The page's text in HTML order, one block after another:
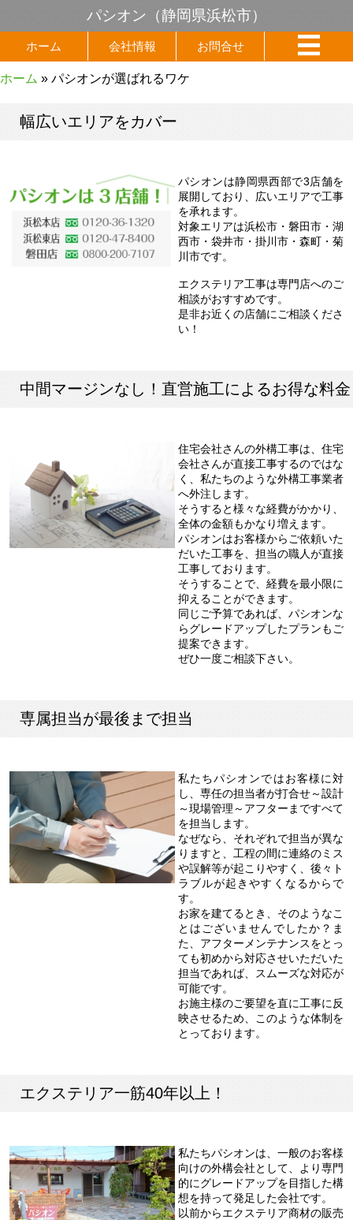
パシオン（静岡県浜松市）
ホーム 会社情報 お問合せ
ホーム » パシオンが選ばれるワケ
幅広いエリアをカバー
パシオンは静岡県西部で3店舗を
展開しており、広いエリアで工事
を承れます。
対象エリアは浜松市・磐田市・湖
西市・袋井市・掛川市・森町・菊
川市です。
エクステリア工事は専門店へのご
相談がおすすめです。
是非お近くの店舗にご相談くださ
い！
中間マージンなし！直営施工によるお得な料金
住宅会社さんの外構工事は、住宅
会社さんが直接工事するのではな
く、私たちのような外構工事業者
へ外注します。
そうすると様々な経費がかかり、
全体の金額もかなり増えます。
パシオンはお客様からご依頼いた
だいた工事を、担当の職人が直接
工事しております。
そうすることで、経費を最小限に
抑えることができます。
同じご予算であれば、パシオンな
らグレードアップしたプランもご
提案できます。
ぜひ一度ご相談下さい。
専属担当が最後まで担当
私たちパシオンではお客様に対
し、専任の担当者が打合せ～設計
～現場管理～アフターまですべて
を担当します。
なぜなら、それぞれで担当が異な
りますと、工程の間に連絡のミス
や誤解等が起こりやすく、後々ト
ラブルが起きやすくなるからで
す。
お家を建てるとき、そのようなこ
とはございませんでしたか？ま
た、アフターメンテナンスをとっ
ても初めから対応させいただいた
担当であれば、スムーズな対応が
可能です。
お施主様のご要望を直に工事に反
映させるため、このような体制を
とっております。
エクステリア一筋40年以上！
私たちパシオンは、一般のお客様
向けの外構会社として、より専門
的にグレードアップを目指した構
想を持って発足した会社です。
以前からエクステリア商材の販売